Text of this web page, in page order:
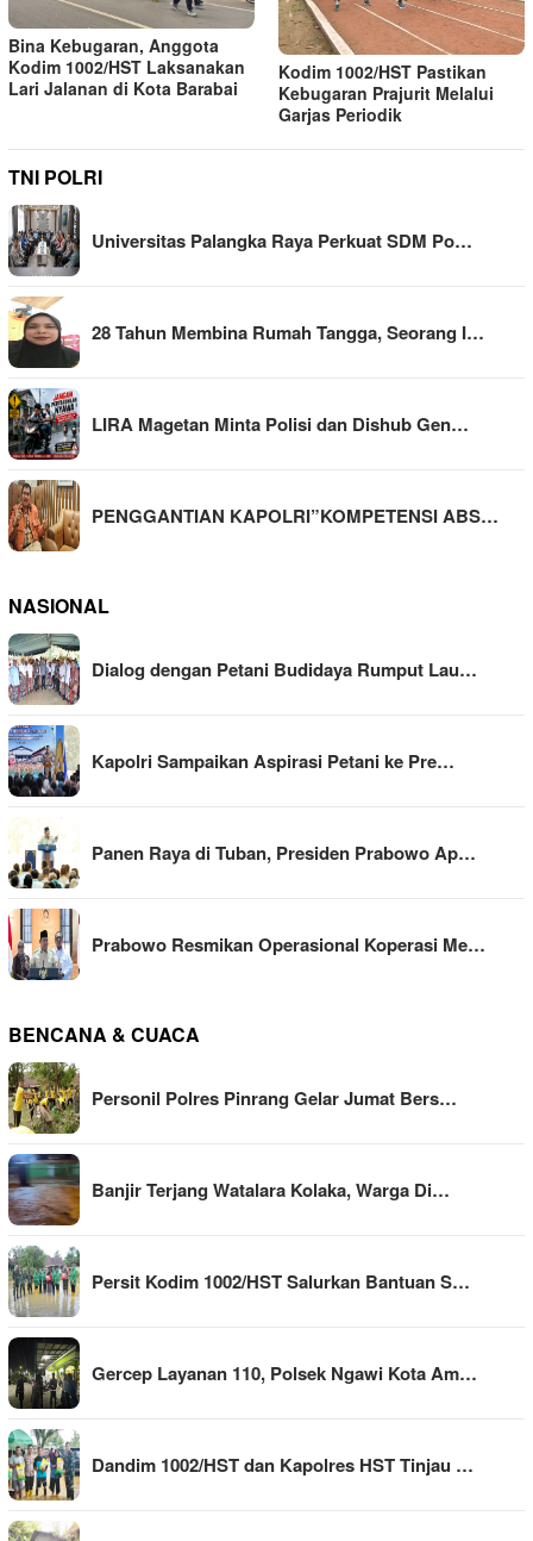
Bina Kebugaran, Anggota
Kodim 1002/HST Laksanakan
Lari Jalanan di Kota Barabai
Kodim 1002/HST Pastikan
Kebugaran Prajurit Melalui
Garjas Periodik
TNI POLRI
Universitas Palangka Raya Perkuat SDM Po…
28 Tahun Membina Rumah Tangga, Seorang I…
LIRA Magetan Minta Polisi dan Dishub Gen…
PENGGANTIAN KAPOLRI”KOMPETENSI ABS…
NASIONAL
Dialog dengan Petani Budidaya Rumput Lau…
Kapolri Sampaikan Aspirasi Petani ke Pre…
Panen Raya di Tuban, Presiden Prabowo Ap…
Prabowo Resmikan Operasional Koperasi Me…
BENCANA & CUACA
Personil Polres Pinrang Gelar Jumat Bers…
Banjir Terjang Watalara Kolaka, Warga Di…
Persit Kodim 1002/HST Salurkan Bantuan S…
Gercep Layanan 110, Polsek Ngawi Kota Am…
Dandim 1002/HST dan Kapolres HST Tinjau …